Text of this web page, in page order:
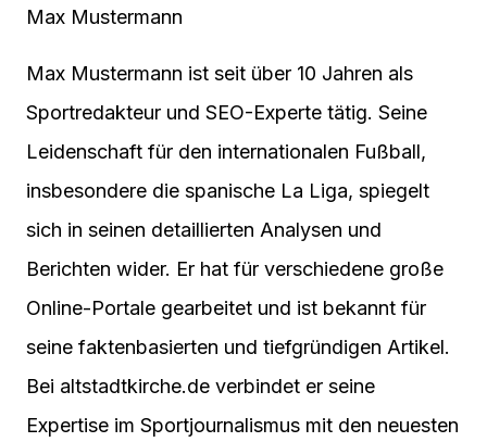
Max Mustermann
Max Mustermann ist seit über 10 Jahren als
Sportredakteur und SEO-Experte tätig. Seine
Leidenschaft für den internationalen Fußball,
insbesondere die spanische La Liga, spiegelt
sich in seinen detaillierten Analysen und
Berichten wider. Er hat für verschiedene große
Online-Portale gearbeitet und ist bekannt für
seine faktenbasierten und tiefgründigen Artikel.
Bei altstadtkirche.de verbindet er seine
Expertise im Sportjournalismus mit den neuesten